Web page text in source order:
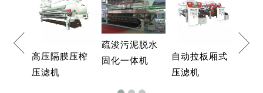
动隔膜压
-增强聚丙
高强高压隔膜
压滤机
全自动隔膜压
滤机-复合橡胶
全自动PLC隔